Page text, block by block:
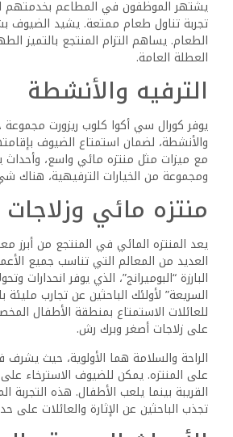
كورال سي أكوا كلوب: إبقاء الضيوف
بالأحداث اليومية والعروض المسائية
يحرص كورال سي أكوا كلوب على إبقاء
مزدحم من الأنشطة اليومية والعروض
الأنشطة جزءاً أساسياً في تنظيم
الرقص، وألعاب المسبح، والرياضات الجماعية.
مع حلول الليل، يمكن للضيوف التطلع
العروض ذات الطابع الخاص والموسيقى
الترفيه الرئيسية. تناسب هذه العروض
والأعمار، مما يعزز الأجواء النشطة. يمكن
الأحداث التفاعلية، بينما يستمتع البالغون
في بارات ومطاعم المنتجع.
الرياضات والترفيه
للراغبين في ممارسة الرياضة، يقدم
المرافق والأنشطة المنظمة. يمكن
بطولات تنس الطاولة أو الانضمام إلى
توفر الأراضي أيضاً مساحات للرياضات غير
يُشجع الضيوف على المشاركة في مباريات
والتمارين المائية، والأنشطة الرياضية
الترفيه عنصراً تنافسياً وممتعاً لتجربة
يعزز روح الصداقة بين الزوار.